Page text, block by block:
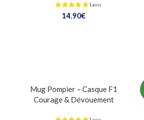
14.90€
Mug Pompier – Casque F1
Courage & Dévouement